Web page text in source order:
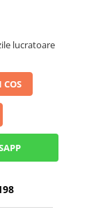
lucratoare